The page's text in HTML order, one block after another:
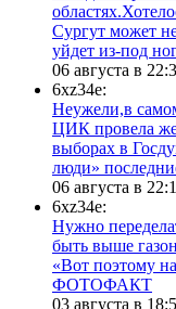
Сургут может
уйдет из-под
06 августа в
6xz34e:
Неужели,в
ЦИК провела
выборах в
люди»
06 августа в
6xz34e:
Нужно
быть выше
«Вот поэтому
ФОТОФАКТ
03 августа в